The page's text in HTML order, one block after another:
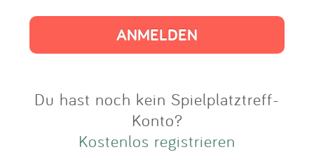
Anmelden
Du hast noch kein Spielplatztreff-
Konto?
Kostenlos registrieren